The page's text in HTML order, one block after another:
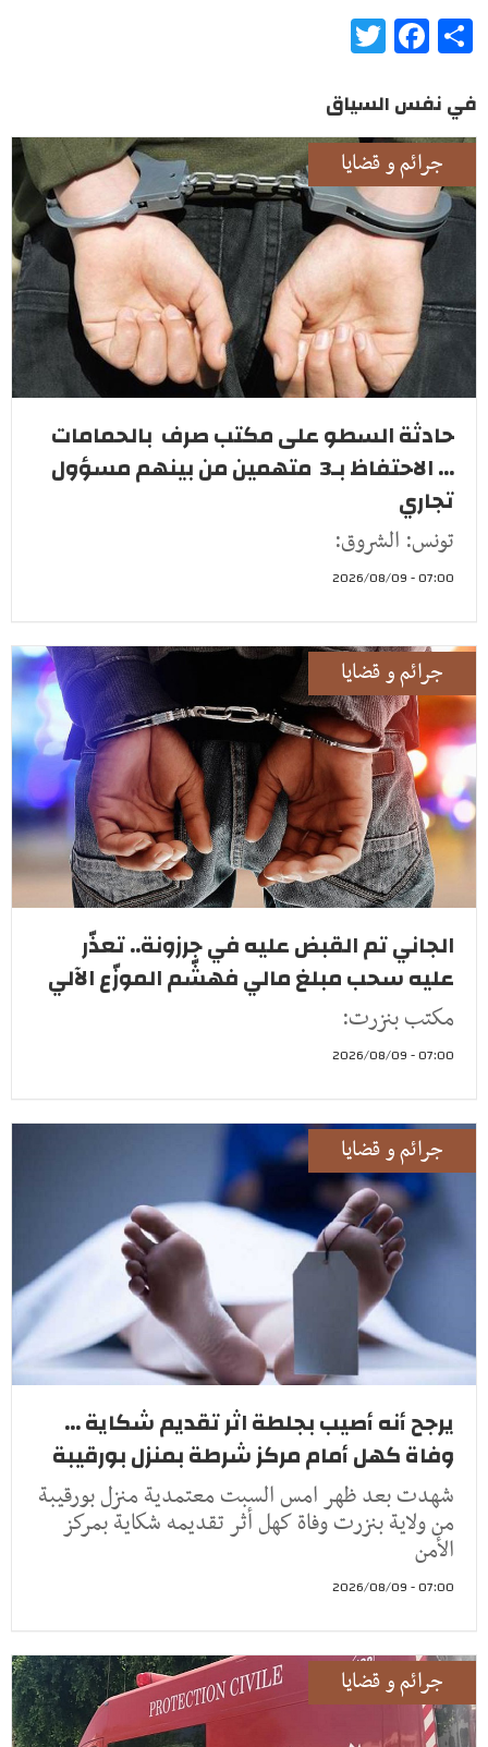
Share
Facebook
في نفس السياق
جرائم و قضايا
حادثة السطو على مكتب صرف بالحمامات
... الاحتفاظ بـ3 متهمين من بينهم مسؤول
تجاري
تونس: الشروق:
07:00 - 2026/08/09
جرائم و قضايا
الجاني تم القبض عليه في جرزونة.. تعذّر
عليه سحب مبلغ مالي فهشّم الموزّع الآلي
مكتب بنزرت:
07:00 - 2026/08/09
جرائم و قضايا
يرجح أنه أصيب بجلطة اثر تقديم شكاية ...
وفاة كهل أمام مركز شرطة بمنزل بورقيبة
شهدت بعد ظهر امس السبت معتمدية منزل بورقيبة
من ولاية بنزرت وفاة كهل أثر تقديمه شكاية بمركز
الأمن
07:00 - 2026/08/09
جرائم و قضايا